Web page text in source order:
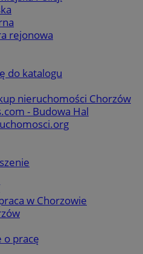
rejonowa
do katalogu
nieruchomości Chorzów
- Budowa Hal
w Chorzowie
o pracę